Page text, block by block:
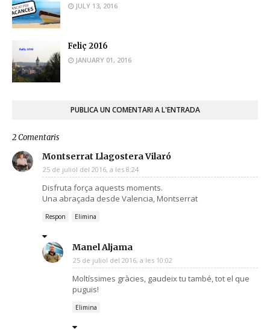
JULY 13, 2016
Feliç 2016
JANUARY 01, 2016
PUBLICA UN COMENTARI A L'ENTRADA
2 Comentaris
Montserrat Llagostera Vilaró
25 de juliol del 2016, a les 8:24
Disfruta força aquests moments.
Una abraçada desde Valencia, Montserrat
Respon Elimina
Manel Aljama
25 de juliol del 2016, a les 10:02
Moltíssimes gràcies, gaudeix tu també, tot el que
puguis!
Elimina